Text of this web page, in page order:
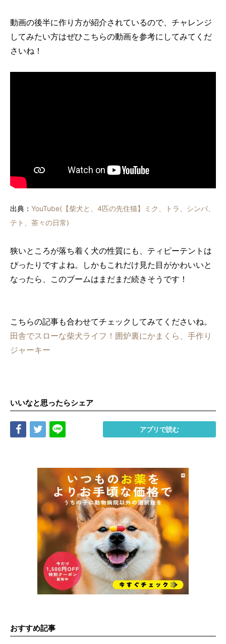
動画の後半に作り方が紹介されているので、チャレンジ
してみたい方はぜひこちらの動画を参考にしてみてくだ
さいね！
出典： YouTube(【柴犬と、4匹の先住猫】ミク、トラ、シンバ、
テト、茶々の日常)
狭いところが落ち着く犬の性質にも、ティピーテントは
ぴったりですよね。しかもこれだけ見た目がかわいいと
なったら、このブームはまだまだ続きそうです！
こちらの記事も合わせてチェックしてみてくださいね。
田舎でスローな柴犬ライフ！囲炉裏にかまくら、手作り
ジャーキー
いいなと思ったらシェア
Share Tweet アプリで読む
おすすめ記事